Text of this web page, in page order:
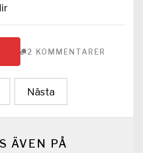
2 KOMMENTARER
Nästa
ÄVEN PÅ